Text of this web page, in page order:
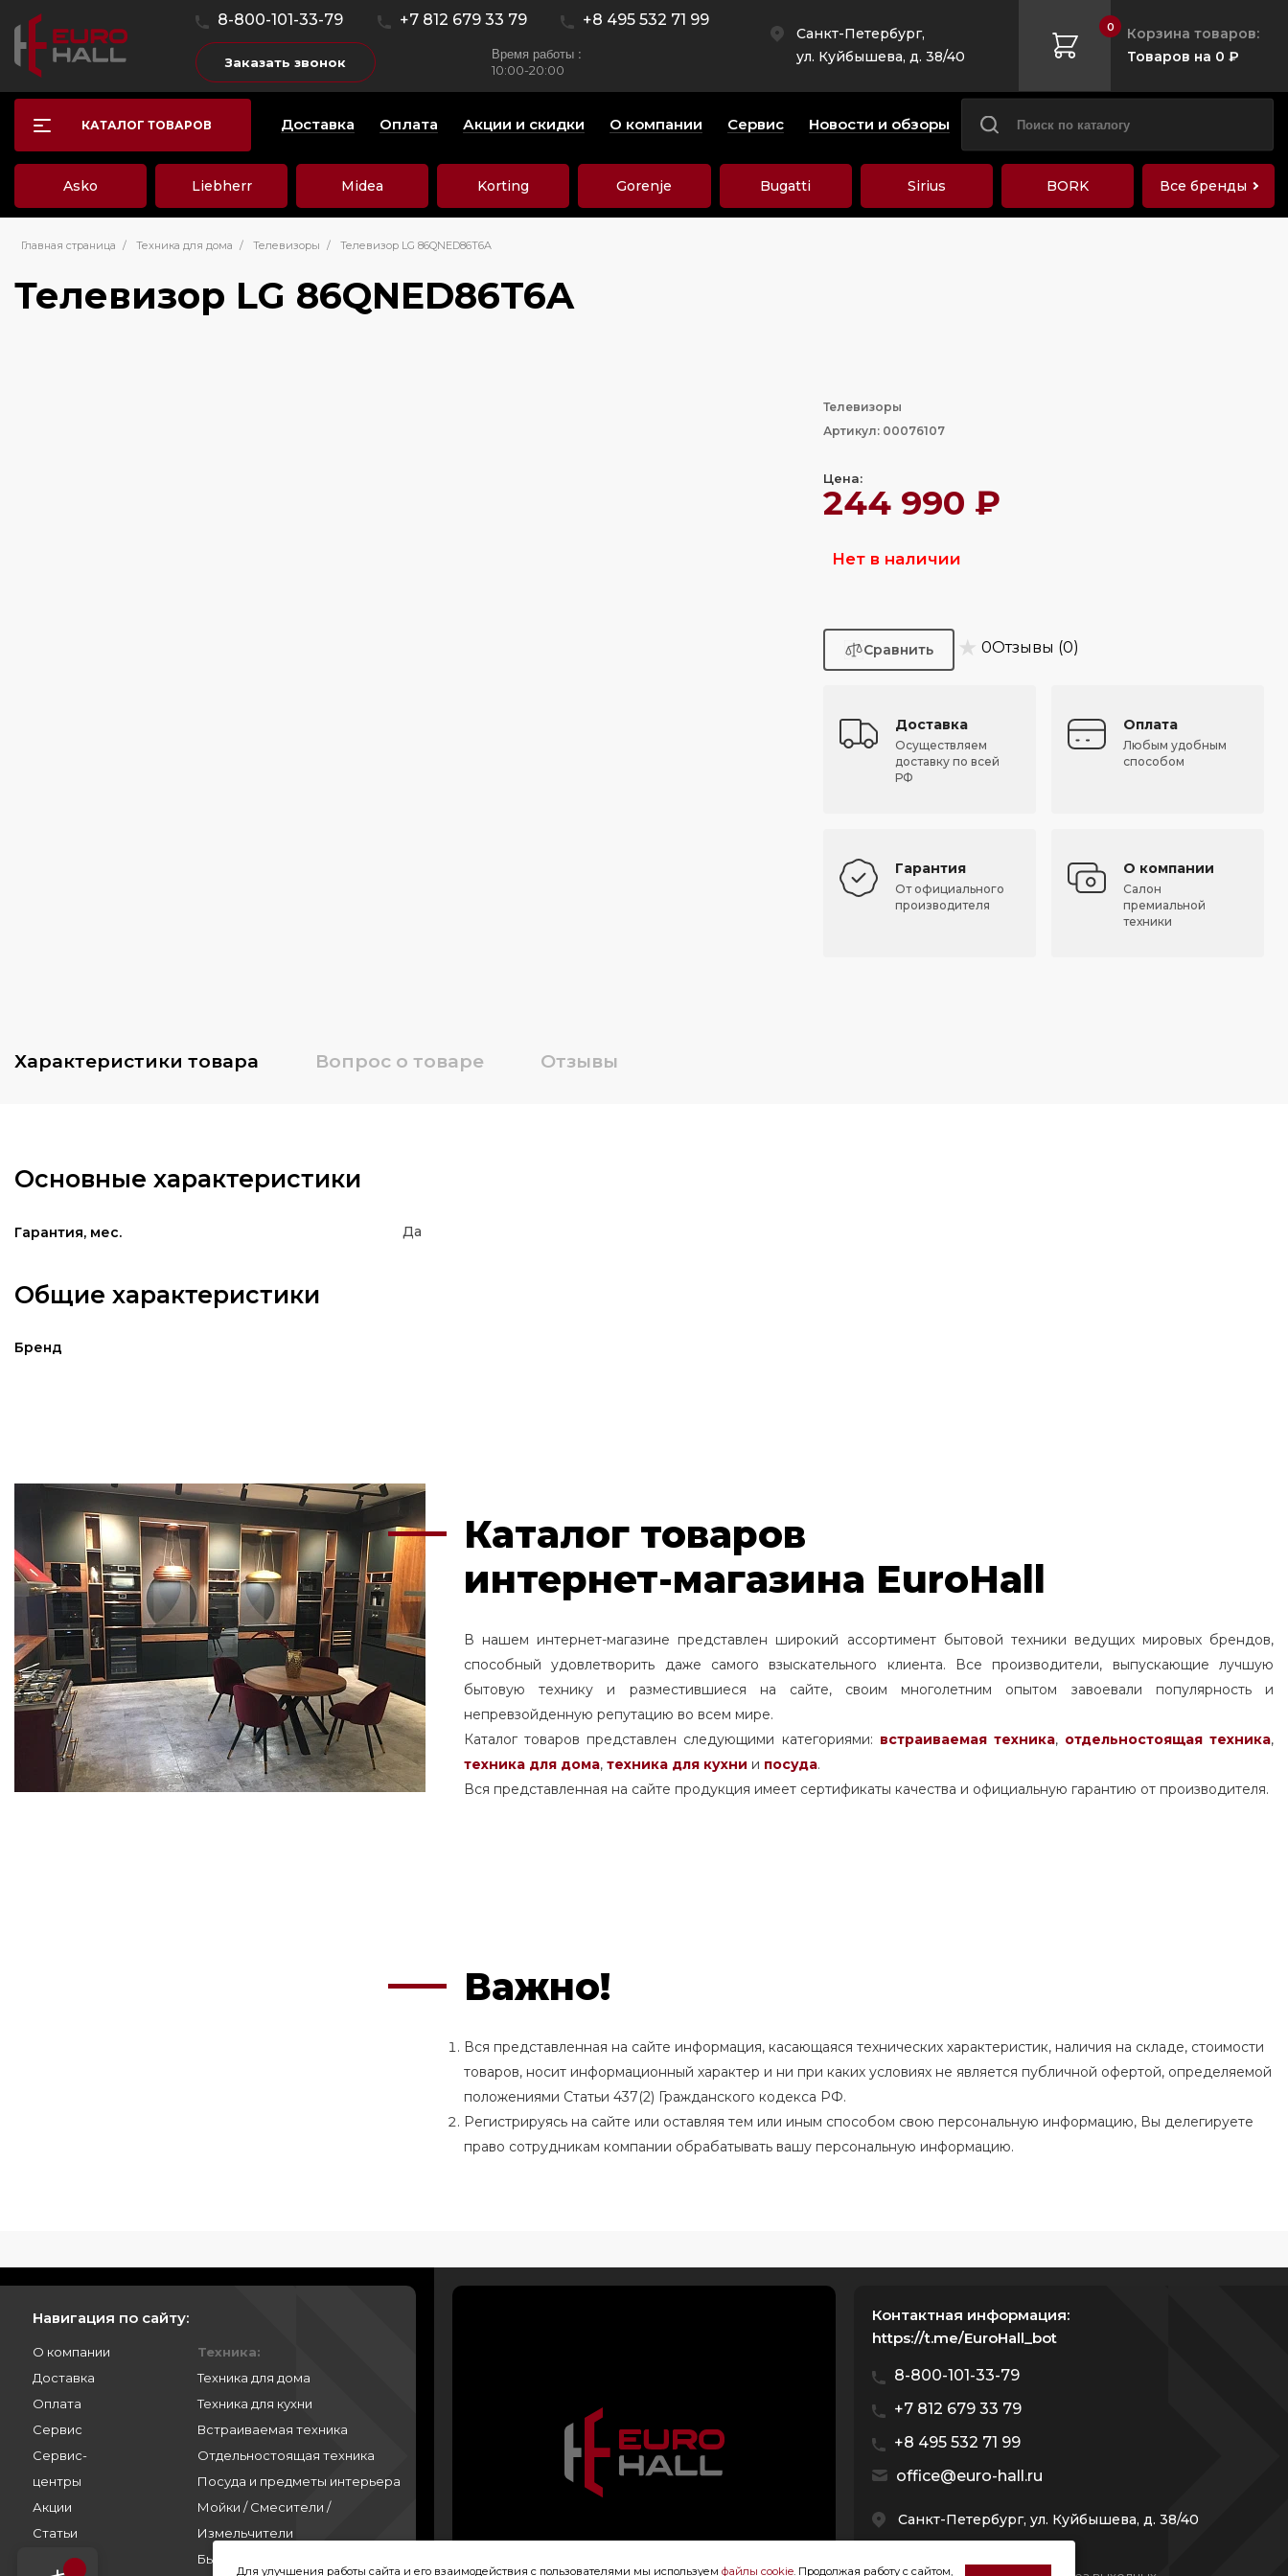
8-800-101-33-79 +7 812 679 33 79 +8 495 532 71 99
Заказать звонок Время работы :
10:00-20:00
Санкт-Петербург,
ул. Куйбышева, д. 38/40
0
Корзина товаров:
Товаров на 0 ₽
КАТАЛОГ ТОВАРОВ Доставка Оплата Акции и скидки О компании Сервис Новости и обзоры
Asko Liebherr Midea Korting Gorenje Bugatti Sirius BORK Все бренды
Главная страница / Техника для дома / Телевизоры / Телевизор LG 86QNED86T6A
Телевизор LG 86QNED86T6A
Телевизоры
Артикул: 00076107
Цена:
244 990 ₽
Нет в наличии
★ 0Отзывы (0)
Доставка
Осуществляем
доставку по всей
РФ
Оплата
Любым удобным
способом
Гарантия
От официального
производителя
О компании
Салон
премиальной
техники
Характеристики товара Вопрос о товаре Отзывы
Основные характеристики
Гарантия, мес. Да
Общие характеристики
Бренд
Каталог товаров
интернет-магазина EuroHall
В нашем интернет-магазине представлен широкий ассортимент бытовой техники ведущих мировых брендов,
способный удовлетворить даже самого взыскательного клиента. Все производители, выпускающие лучшую
бытовую технику и разместившиеся на сайте, своим многолетним опытом завоевали популярность и
непревзойденную репутацию во всем мире.
Каталог товаров представлен следующими категориями: встраиваемая техника, отдельностоящаятехника,
техника для дома, техника для кухни и посуда.
Вся представленная на сайте продукция имеет сертификаты качества и официальную гарантию от производителя.
Важно!
Вся представленная на сайте информация, касающаяся технических характеристик, наличия на складе, стоимости
товаров, носит информационный характер и ни при каких условиях не является публичной офертой, определяемой
положениями Статьи 437(2) Гражданского кодекса РФ.
Регистрируясь на сайте или оставляя тем или иным способом свою персональную информацию, Вы делегируете
право сотрудникам компании обрабатывать вашу персональную информацию.
Навигация по сайту:
О компании
Доставка
Оплата
Сервис
Сервис-
центры
Акции
Статьи
Контакты
Техника:
Техника для дома
Техника для кухни
Встраиваемая техника
Отдельностоящая техника
Посуда и предметы интерьера
Мойки / Смесители /
Измельчители
Бытовая химия
Контактная информация:
https://t.me/EuroHall_bot
8-800-101-33-79
+7 812 679 33 79
+8 495 532 71 99
office@euro-hall.ru
Санкт-Петербург, ул. Куйбышева, д. 38/40
Для улучшения работы сайта и его взаимодействия с пользователями мы используем файлы cookie. Продолжая работу с сайтом,